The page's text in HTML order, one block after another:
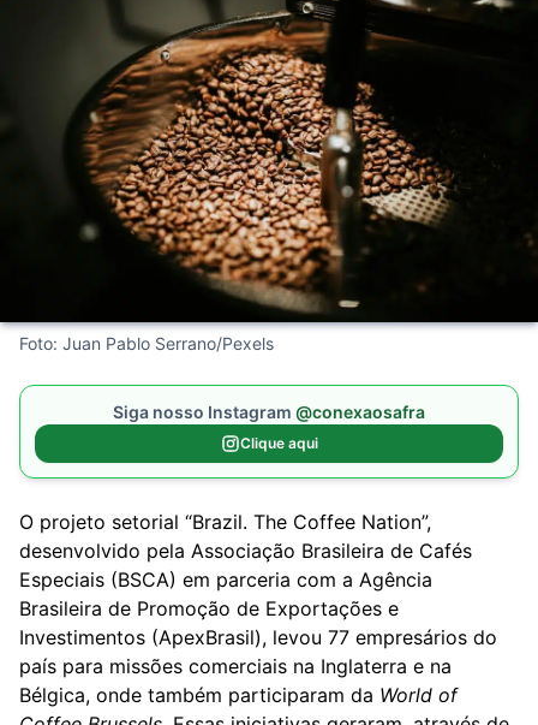
Foto: Juan Pablo Serrano/Pexels
Siga nosso Instagram @conexaosafra
Clique aqui
O projeto setorial “Brazil. The Coffee Nation”,
desenvolvido pela Associação Brasileira de Cafés
Especiais (BSCA) em parceria com a Agência
Brasileira de Promoção de Exportações e
Investimentos (ApexBrasil), levou 77 empresários do
país para missões comerciais na Inglaterra e na
Bélgica, onde também participaram da World of